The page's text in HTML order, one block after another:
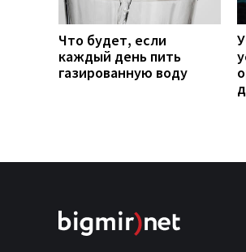
Что будет, если
каждый день пить
газированную воду